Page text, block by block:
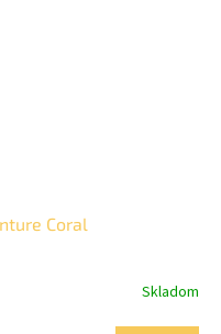
Coral
Skladom